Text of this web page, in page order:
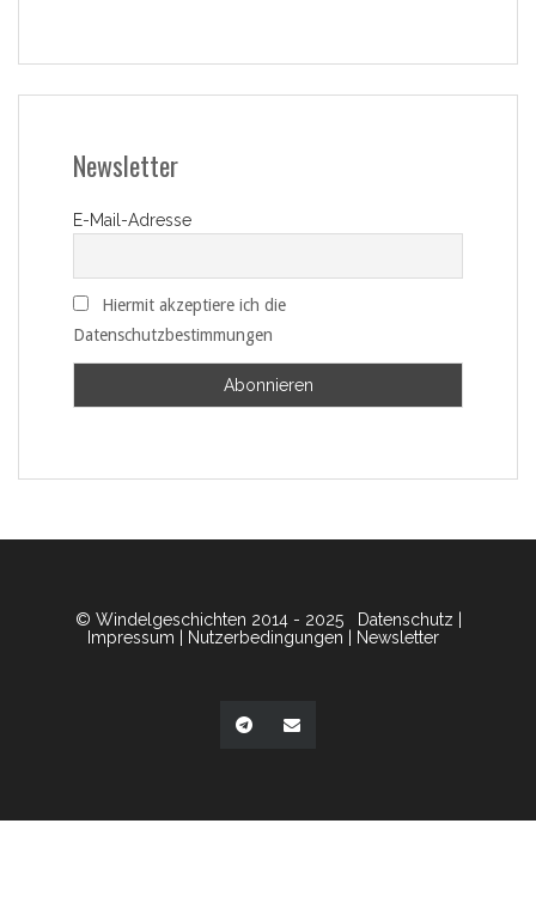
Newsletter
E-Mail-Adresse
Hiermit akzeptiere ich die
Datenschutzbestimmungen
© Windelgeschichten 2014 - 2025 Datenschutz
Impressum
Nutzerbedingungen Newsletter